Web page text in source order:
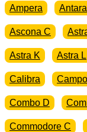
Ampera Antara
Ascona C
Astra K Astra L
Calibra Campo
Combo D
Commodore C